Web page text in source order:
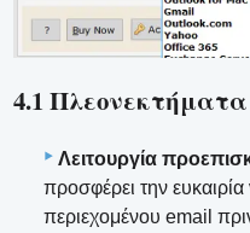
4.1 Πλεονεκτήματα
Λειτουργία
προσφέρει την
περιεχομένου email